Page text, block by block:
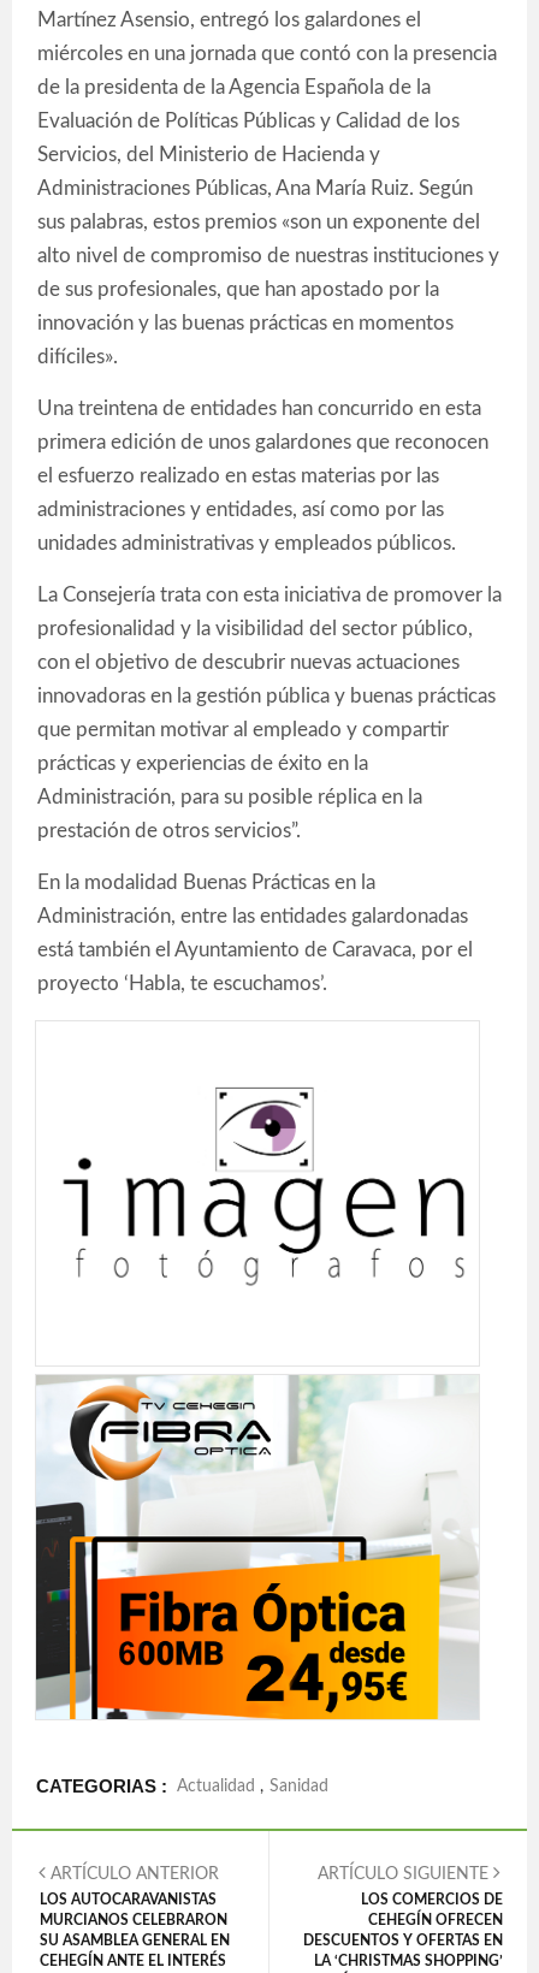
Martínez Asensio, entregó los galardones el
miércoles en una jornada que contó con la presencia
de la presidenta de la Agencia Española de la
Evaluación de Políticas Públicas y Calidad de los
Servicios, del Ministerio de Hacienda y
Administraciones Públicas, Ana María Ruiz. Según
sus palabras, estos premios «son un exponente del
alto nivel de compromiso de nuestras instituciones y
de sus profesionales, que han apostado por la
innovación y las buenas prácticas en momentos
difíciles».
Una treintena de entidades han concurrido en esta
primera edición de unos galardones que reconocen
el esfuerzo realizado en estas materias por las
administraciones y entidades, así como por las
unidades administrativas y empleados públicos.
La Consejería trata con esta iniciativa de promover la
profesionalidad y la visibilidad del sector público,
con el objetivo de descubrir nuevas actuaciones
innovadoras en la gestión pública y buenas prácticas
que permitan motivar al empleado y compartir
prácticas y experiencias de éxito en la
Administración, para su posible réplica en la
prestación de otros servicios”.
En la modalidad Buenas Prácticas en la
Administración, entre las entidades galardonadas
está también el Ayuntamiento de Caravaca, por el
proyecto ‘Habla, te escuchamos’.
CATEGORIAS : Actualidad , Sanidad
ARTÍCULO ANTERIOR
LOS AUTOCARAVANISTAS
MURCIANOS CELEBRARON
SU ASAMBLEA GENERAL EN
CEHEGÍN ANTE EL INTERÉS
ARTÍCULO SIGUIENTE
LOS COMERCIOS DE
CEHEGÍN OFRECEN
DESCUENTOS Y OFERTAS EN
LA ‘CHRISTMAS SHOPPING’